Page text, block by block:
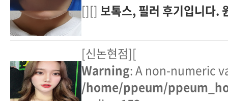
[][] 보톡스, 필러 후기입니다.
[신논현점][
Warning: A non-numeric
/home/ppeum/